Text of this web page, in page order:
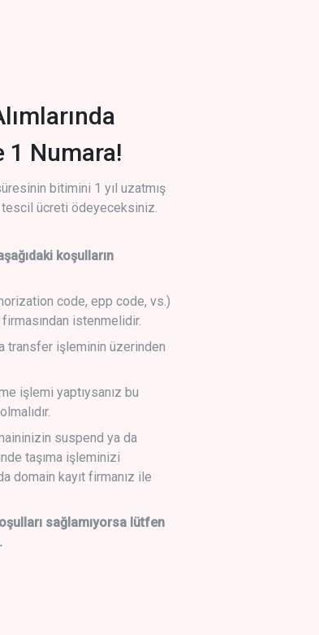
1 Numara!
bitimini 1 yıl uzatmış
tescil ücreti ödeyeceksiniz.
koşulların
code, epp code, vs.)
istenmelidir.
transfer işleminin üzerinden
işlemi yaptıysanız bu
suspend ya da
taşıma işleminizi
domain kayıt firmanız ile
sağlamıyorsa lütfen